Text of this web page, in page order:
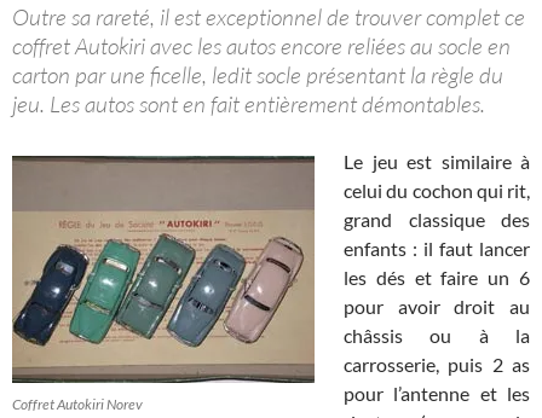
Outre sa rareté, il est exceptionnel de trouver complet ce
coffret Autokiri avec les autos encore reliées au socle en
carton par une ficelle, ledit socle présentant la règle du
jeu. Les autos sont en fait entièrement démontables.
Coffret Autokiri Norev
Le jeu est similaire à
celui du cochon qui rit,
grand classique des
enfants : il faut lancer
les dés et faire un 6
pour avoir droit au
châssis ou à la
carrosserie, puis 2 as
pour l’antenne et les